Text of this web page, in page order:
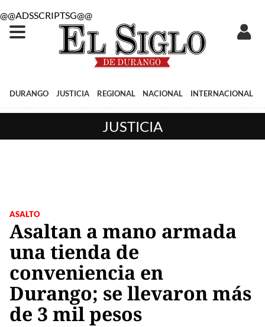
@@ADSSCRIPTSG@@
DURANGO JUSTICIA REGIONAL NACIONAL INTERNACIONAL
JUSTICIA
ASALTO
Asaltan a mano armada
una tienda de
conveniencia en
Durango; se llevaron más
de 3 mil pesos